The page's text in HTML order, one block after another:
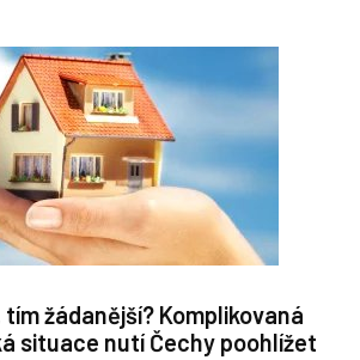
tím žádanější? Komplikovaná
situace nutí Čechy poohlížet